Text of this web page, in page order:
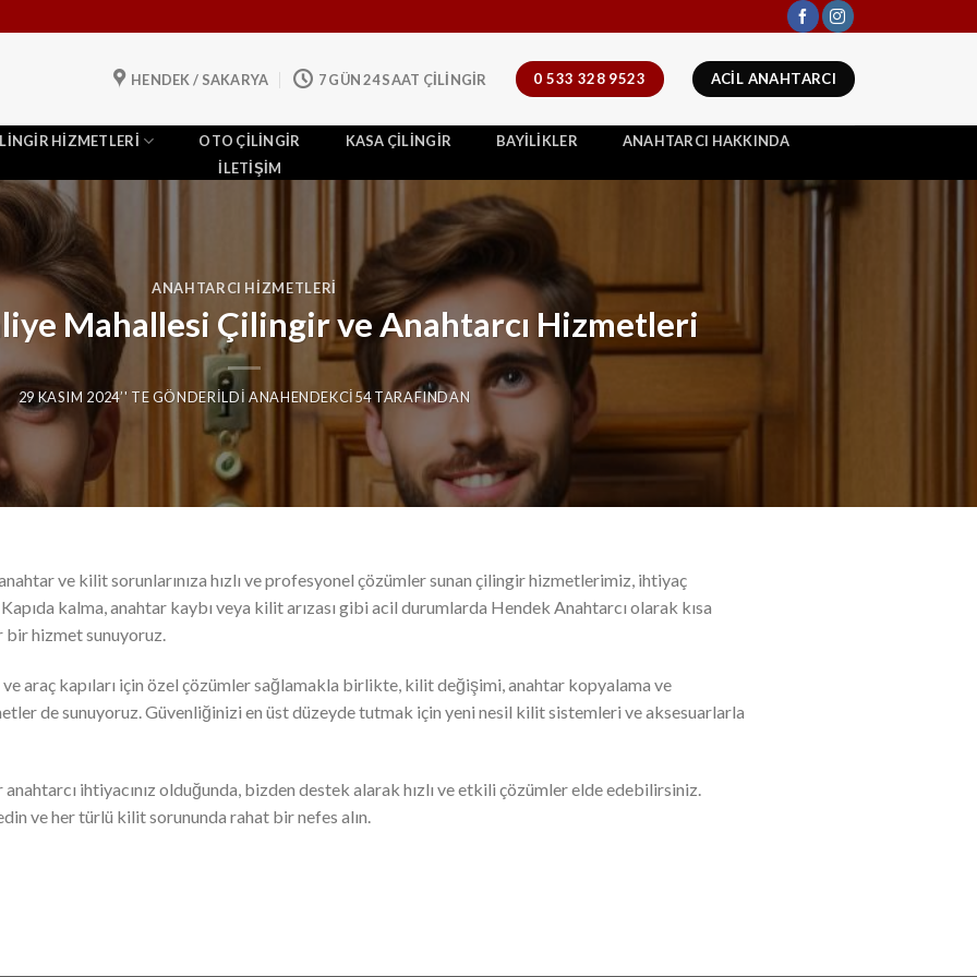
HENDEK / SAKARYA 7 GÜN 24 SAAT ÇİLİNGİR 0 533 328 9523 ACİL ANAHTARCI
HIZMETLERI OTO ÇILINGIR KASA ÇILINGIR BAYILIKLER
ANAHTARCI HAKKINDA
İLETIŞIM
ANAHTARCI HIZMETLERI
Mahallesi Çilingir ve Anahtarcı Hizmetleri
29 KASIM 2024’' TE GÖNDERILDI ANAHENDEKCI54TARAFINDAN
ve kilit sorunlarınıza hızlı ve profesyonel çözümler sunan çilingir hizmetlerimiz, ihtiyaç
kalma, anahtar kaybı veya kilit arızası gibi acil durumlarda Hendek Anahtarcı olarak kısa
bir hizmet sunuyoruz.
araç kapıları için özel çözümler sağlamakla birlikte, kilit değişimi, anahtar kopyalama ve
de sunuyoruz. Güvenliğinizi en üst düzeyde tutmak için yeni nesil kilit sistemleri ve aksesuarlarla
ihtiyacınız olduğunda, bizden destek alarak hızlı ve etkili çözümler elde edebilirsiniz.
ve her türlü kilit sorununda rahat bir nefes alın.